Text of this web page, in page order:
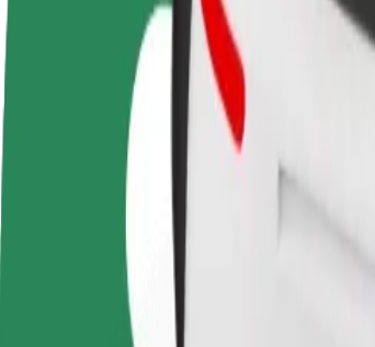
Cómo ir de Terminal 5 North
¿Buscás la mejor forma de ir de Terminal 5 North
Terminal 5 North Stockholm Arlanda Airport
Westfield Mall of Scandinavia
Comodidad y confort a un botón de distancia